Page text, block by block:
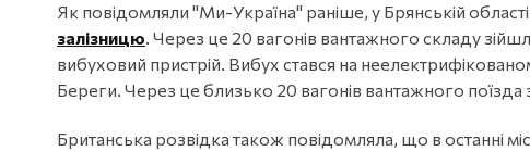
Як повідомляли "Ми-Україна" раніше, у Брянській
залізницю. Через це 20 вагонів вантажного складу
вибуховий пристрій. Вибух стався на
Береги. Через це близько 20 вагонів вантажного поїзда
Британська розвідка також повідомляла, що в останні